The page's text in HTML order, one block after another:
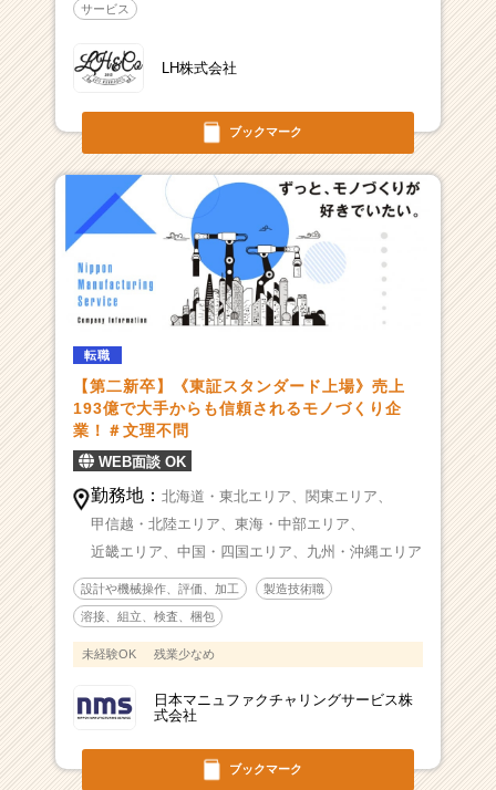
ブックマーク
サービス
LH株式会社
ブックマーク
転職
【第二新卒】《東証スタンダード上場》売上
193億で大手からも信頼されるモノづくり企
業！＃文理不問
WEB面談 OK
勤務地： 北海道・東北エリア、 関東エリア、
甲信越・北陸エリア、 東海・中部エリア、
近畿エリア、 中国・四国エリア、 九州・沖縄エリア
設計や機械操作、評価、加工 製造技術職
溶接、組立、検査、梱包
未経験OK 残業少なめ
日本マニュファクチャリングサービス株
式会社